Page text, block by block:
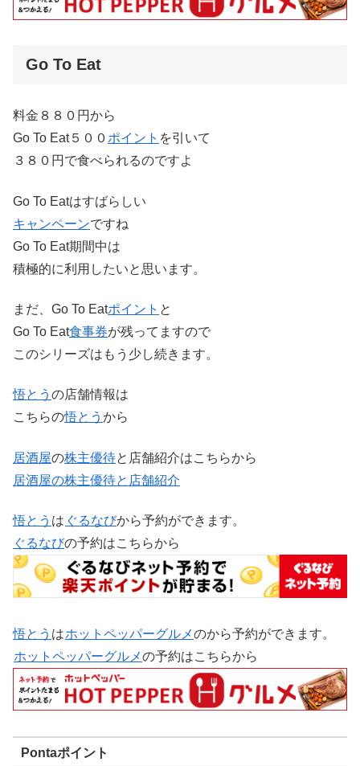
Go To Eat
料金８８０円から
Go To Eat５００ ポイント を引いて
３８０円で食べられるのですよ
Go To Eatはすばらしい
キャンペーンですね
Go To Eat期間中は
積極的に利用したいと思います。
まだ、Go To Eatポイント と
Go To Eat食事券が残ってますので
このシリーズはもう少し続きます。
悟とう の店舗情報は
こちらの悟とう から
居酒屋の株主優待と店舗紹介はこちらから
居酒屋の株主優待と店舗紹介
悟とう は ぐるなびから予約ができます。
ぐるなびの予約はこちらから
悟とう はホットペッパーグルメのから予約ができます。
ホットペッパーグルメの予約はこちらから
Pontaポイント